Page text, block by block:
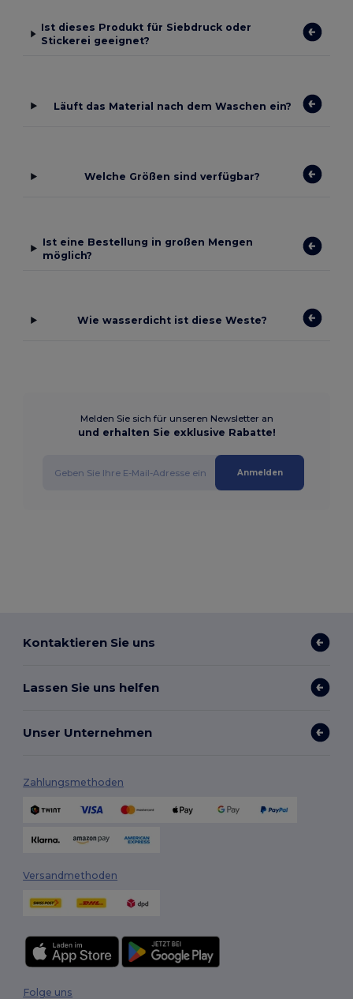
Ist dieses Produkt für Siebdruck oder
Stickerei geeignet?
Läuft das Material nach dem Waschen ein?
Welche Größen sind verfügbar?
Ist eine Bestellung in großen Mengen
möglich?
Wie wasserdicht ist diese Weste?
Melden Sie sich für unseren Newsletter an
und erhalten Sie exklusive Rabatte!
Anmelden
Kontaktieren Sie uns
Lassen Sie uns helfen
Unser Unternehmen
Zahlungsmethoden
Versandmethoden
Folge uns